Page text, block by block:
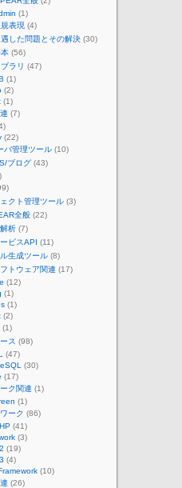
(1)
表現 (4)
した問題とその解決 (30)
(56)
ラリ (47)
(1)
(2)
(1)
(7)
(22)
バ管理ツール (10)
ブログ (43)
クト管理ツール (3)
全般 (22)
析 (7)
ビスAPI (11)
生成ツール (8)
トウェア関連 (17)
(12)
(1)
(1)
(2)
(1)
ス (98)
(47)
(30)
(17)
ク関連 (1)
(1)
ーク (86)
(41)
(3)
(19)
(4)
(10)
(26)